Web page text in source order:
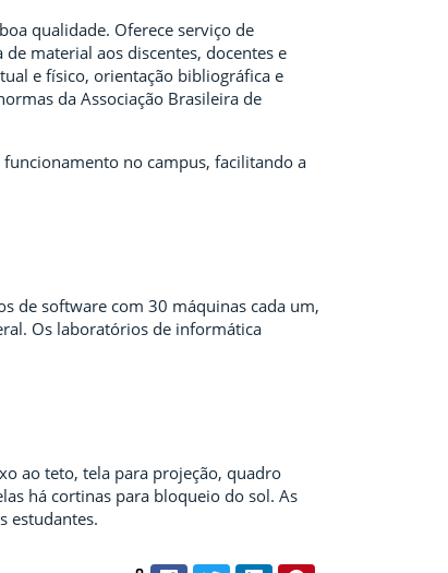
qualidade. Oferece serviço de
material aos discentes, docentes e
e físico, orientação bibliográfica e
da Associação Brasileira de
funcionamento no campus, facilitando a
de software com 30 máquinas cada um,
Os laboratórios de informática
ao teto, tela para projeção, quadro
há cortinas para bloqueio do sol. As
estudantes.